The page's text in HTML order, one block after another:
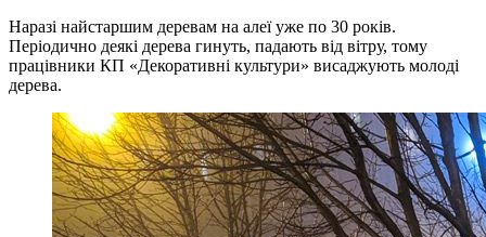
Наразі найстаршим деревам на алеї уже по 30 років.
Періодично деякі дерева гинуть, падають від вітру, тому
працівники КП «Декоративні культури» висаджують молоді
дерева.